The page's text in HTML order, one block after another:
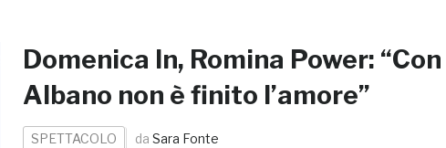
Domenica In, Romina Power: “Con
Albano non è finito l’amore”
SPETTACOLO da Sara Fonte